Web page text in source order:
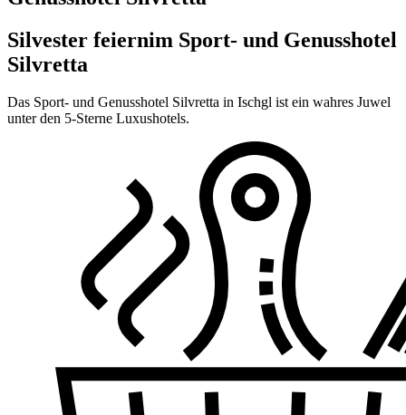
Silvester feiernim Sport- und Genusshotel
Silvretta
Das Sport- und Genusshotel Silvretta in Ischgl ist ein wahres Juwel
unter den 5-Sterne Luxushotels.